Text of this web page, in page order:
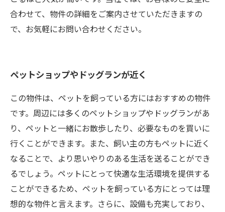
合わせて、物件の詳細をご案内させていただきますの
で、お気軽にお問い合わせください。
ペットショップやドッグランが近く
この物件は、ペットを飼っている方にはおすすめの物件
です。周辺には多くのペットショップやドッグランがあ
り、ペットと一緒にお散歩したり、必要なものを買いに
行くことができます。また、飼い主の方もペットに近く
なることで、より思いやりのある生活を送ることができ
るでしょう。ペットにとって快適な生活環境を提供する
ことができるため、ペットを飼っている方にとっては理
想的な物件と言えます。さらに、設備も充実しており、